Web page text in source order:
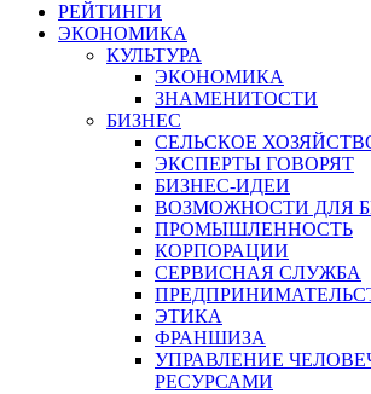
РЕЙТИНГИ
ЭКОНОМИКА
КУЛЬТУРА
ЭКОНОМИКА
ЗНАМЕНИТОСТИ
БИЗНЕС
СЕЛЬСКОЕ
ЭКСПЕРТЫ ГОВОРЯТ
БИЗНЕС-ИДЕИ
ВОЗМОЖНОСТИ ДЛЯ
ПРОМЫШЛЕННОСТЬ
КОРПОРАЦИИ
СЕРВИСНАЯ СЛУЖБА
ЭТИКА
ФРАНШИЗА
УПРАВЛЕНИЕ
РЕСУРСАМИ